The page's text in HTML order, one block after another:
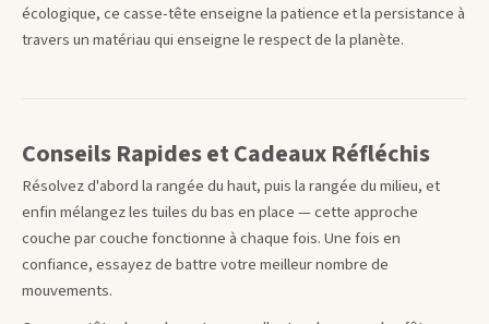
écologique, ce casse-tête enseigne la patience et la persistance à
travers un matériau qui enseigne le respect de la planète.
Conseils Rapides et Cadeaux Réfléchis
Résolvez d'abord la rangée du haut, puis la rangée du milieu, et
enfin mélangez les tuiles du bas en place — cette approche
couche par couche fonctionne à chaque fois. Une fois en
confiance, essayez de battre votre meilleur nombre de
mouvements.